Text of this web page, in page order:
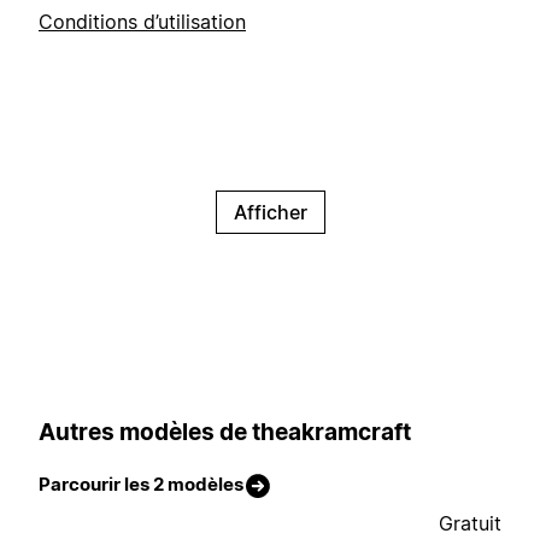
Conditions d’utilisation
Afficher
Autres modèles de theakramcraft
Parcourir les 2 modèles
Gratuit